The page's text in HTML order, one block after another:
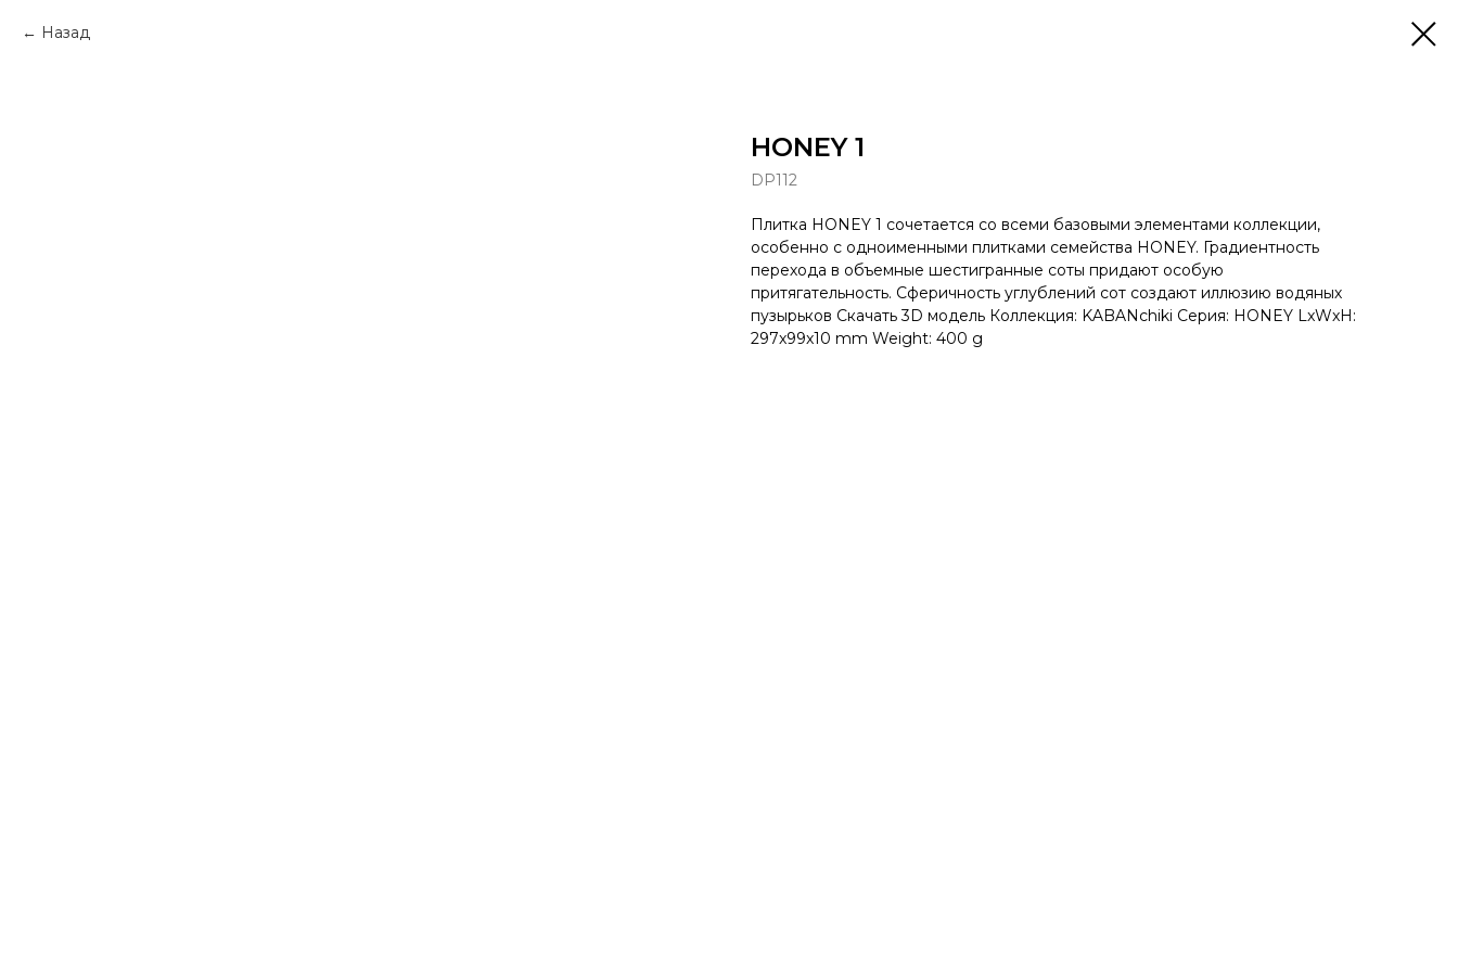
Назад
HONEY 1
DP112
Плитка HONEY 1 сочетается со всеми базовыми элементами коллекции,
особенно с одноименными плитками семейства HONEY. Градиентность
перехода в объемные шестигранные соты придают особую
притягательность. Сферичность углублений сот создают иллюзию водяных
пузырьков Скачать 3D модель Коллекция: KABANchiki Серия: HONEY LxWxH:
297x99x10 mm Weight: 400 g